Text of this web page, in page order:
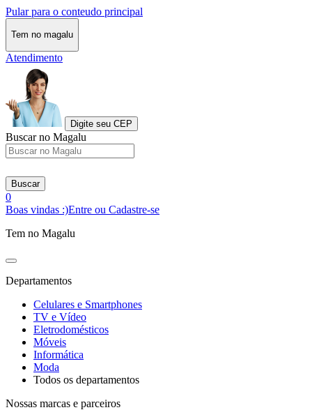
Pular para o conteudo principal
Tem no magalu
Atendimento
Digite seu CEP
Buscar no Magalu
Buscar
0
Boas vindas :)Entre ou Cadastre-se
Tem no Magalu
Departamentos
Celulares e Smartphones
TV e Vídeo
Eletrodomésticos
Móveis
Informática
Moda
Todos os departamentos
Nossas marcas e parceiros